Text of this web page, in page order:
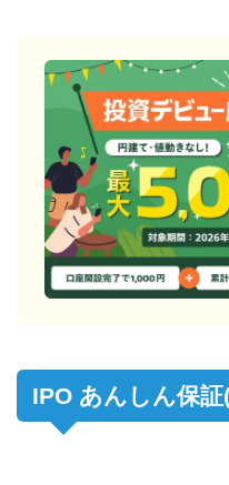
IPO あんしん保